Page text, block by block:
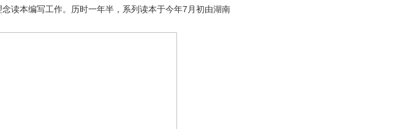
念读本编写工作。历时一年半，系列读本于今年7月初由湖南